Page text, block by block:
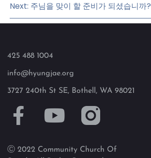
Next: 주님을 맞이 할 준비가 되셨습니까?
425 488 1004
info@hyungjae.org
3727 240th St SE, Bothell, WA 98021
Ⓒ 2022 Community Church Of